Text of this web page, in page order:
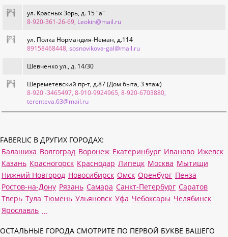
ул. Красных Зорь, д. 15 "а"
8-920-361-26-69, Leokin@mail.ru
ул. Полка Нормандия-Неман, д.114
89158468448, sosnovikova-gal@mail.ru
Шевченко ул., д. 14/30
Шереметевский пр-т, д.87 (Дом быта, 3 этаж)
8-920 -3465497, 8-910-9924965, 8-920-6703880,
terenteva.63@mail.ru
FABERLIC В ДРУГИХ ГОРОДАХ:
Балашиха Волгоград Воронеж Екатеринбург Иваново Ижевск
Казань Красногорск Краснодар Липецк Москва Мытищи
Нижний Новгород Новосибирск Омск Оренбург Пенза
Ростов-на-Дону Рязань Самара Санкт-Петербург Саратов
Тверь Тула Тюмень Ульяновск Уфа Чебоксары Челябинск
Ярославль ...
ОСТАЛЬНЫЕ ГОРОДА СМОТРИТЕ ПО ПЕРВОЙ БУКВЕ ВАШЕГО